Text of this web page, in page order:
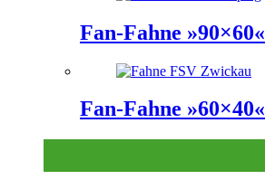
Fan-Fahne »90×60«
Fan-Fahne »60×40«